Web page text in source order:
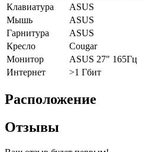
Клавиатура
ASUS
Мышь
ASUS
Гарнитура
ASUS
Кресло
Cougar
Монитор
ASUS 27" 165Гц
Интернет
>1 Гбит
Расположение
Отзывы